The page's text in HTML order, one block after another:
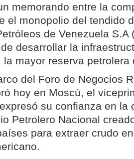
memorando entre la
el monopolio del tendido
de Venezuela S.A
desarrollar la
la mayor reserva petrolera
del Foro de Negocios
hoy en Moscú, el
su confianza en la
Petrolero Nacional
para extraer crudo